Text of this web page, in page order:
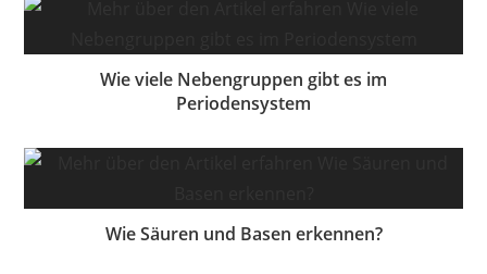
Wie viele Nebengruppen gibt es im
Periodensystem
Wie Säuren und Basen erkennen?